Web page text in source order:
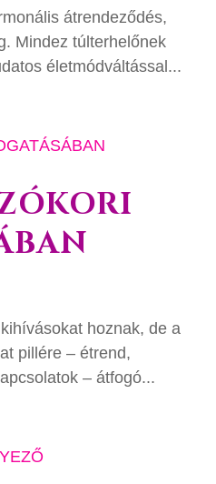
átrendeződés,
Mindez túlterhelőnek
életmódváltással...
hoznak, de a
pillére – étrend,
– átfogó...